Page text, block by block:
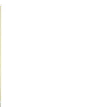
金融和经济
，还能够为
解京东管培